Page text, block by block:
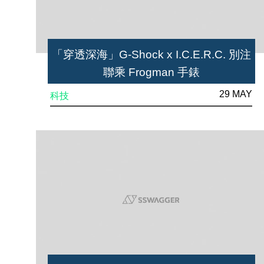
「穿透深海」G-Shock x I.C.E.R.C. 別注
聯乘 Frogman 手錶
科技 29 MAY